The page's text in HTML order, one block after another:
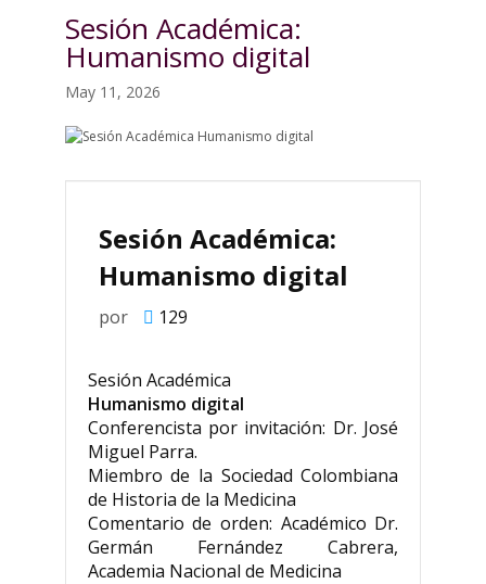
Sesión Académica:
Humanismo digital
May 11, 2026
Sesión Académica:
Humanismo digital
por 129
Sesión Académica
Humanismo digital
Conferencista por invitación: Dr. José
Miguel Parra.
Miembro de la Sociedad Colombiana
de Historia de la Medicina
Comentario de orden: Académico Dr.
Germán Fernández Cabrera,
Academia Nacional de Medicina